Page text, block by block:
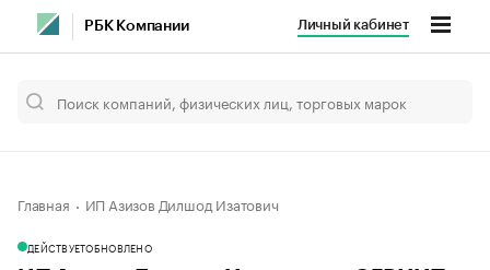
РБК Компании Личный кабинет
Главная ИП Азизов Дилшод Изатович
ДЕЙСТВУЕТОБНОВЛЕНО